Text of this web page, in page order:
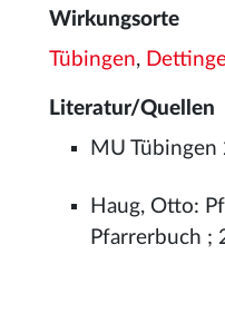
Wirkungsorte
Tübingen,
Literatur/Quellen
MU Tübingen
Haug, Otto:
Pfarrerbuch ;